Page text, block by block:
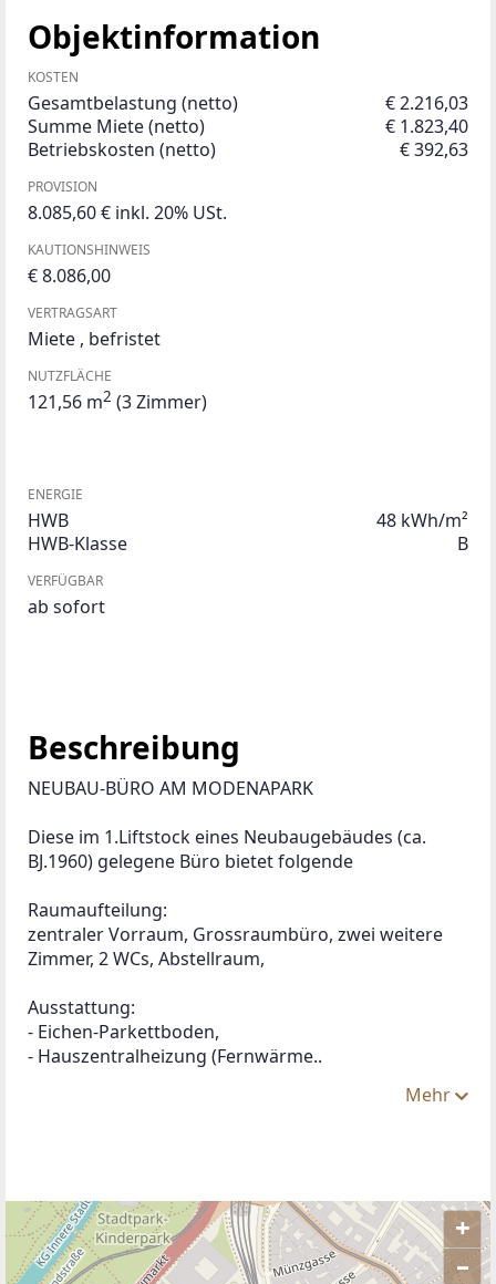
Objektinformation
KOSTEN
Gesamtbelastung (netto)
€ 2.216,03
Summe Miete (netto)
€ 1.823,40
Betriebskosten (netto)
€ 392,63
PROVISION
8.085,60 € inkl. 20% USt.
KAUTIONSHINWEIS
€ 8.086,00
VERTRAGSART
Miete , befristet
NUTZFLÄCHE
121,56 m2 (3 Zimmer)
ENERGIE
HWB
48 kWh/m²
HWB-Klasse
B
VERFÜGBAR
ab sofort
Beschreibung
NEUBAU-BÜRO AM MODENAPARK
Diese im 1.Liftstock eines Neubaugebäudes (ca.
BJ.1960) gelegene Büro bietet folgende
Raumaufteilung:
zentraler Vorraum, Grossraumbüro, zwei weitere
Zimmer, 2 WCs, Abstellraum,
Ausstattung:
- Eichen-Parkettboden,
- Hauszentralheizung (Fernwärme..
Mehr
+
–
ANBIETER KONTAKTIEREN